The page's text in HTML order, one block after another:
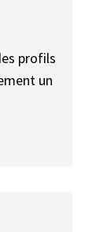
profils
un